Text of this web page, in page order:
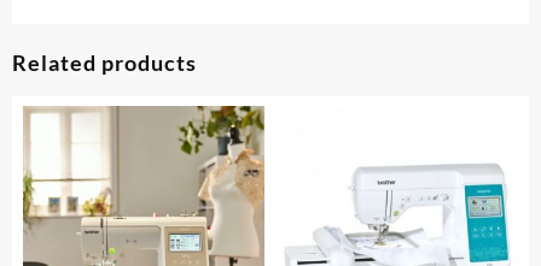
Related products